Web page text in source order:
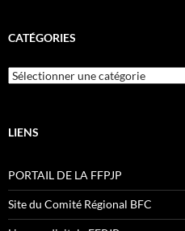
CATÉGORIES
Catégories
LIENS
PORTAIL DE LA FFPJP
Site du Comité Régional BFC